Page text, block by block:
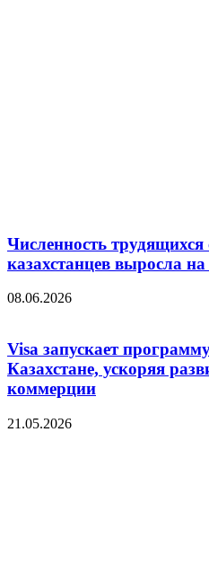
Численность
казахстанцев выросла
08.06.2026
Visa запускает
Казахстане, ускоряя
коммерции
21.05.2026